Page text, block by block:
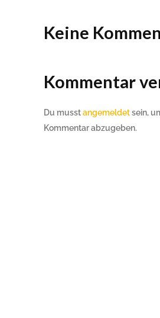
Keine
Kommentar
Du musstangemeldetsein,
Kommentar abzugeben.